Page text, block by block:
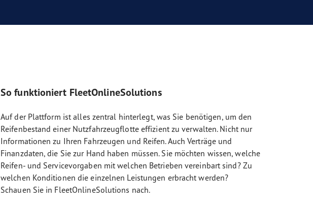
So funktioniert FleetOnlineSolutions
Auf der Plattform ist alles zentral hinterlegt, was Sie benötigen, um den
Reifenbestand einer Nutzfahrzeugflotte effizient zu verwalten. Nicht nur
Informationen zu Ihren Fahrzeugen und Reifen. Auch Verträge und
Finanzdaten, die Sie zur Hand haben müssen. Sie möchten wissen, welche
Reifen- und Servicevorgaben mit welchen Betrieben vereinbart sind? Zu
welchen Konditionen die einzelnen Leistungen erbracht werden?
Schauen Sie in FleetOnlineSolutions nach.